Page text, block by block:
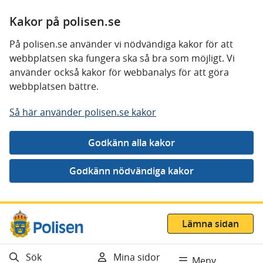
Kakor på polisen.se
På polisen.se använder vi nödvändiga kakor för att
webbplatsen ska fungera ska så bra som möjligt. Vi
använder också kakor för webbanalys för att göra
webbplatsen bättre.
Så här använder polisen.se kakor
Gå direkt till innehåll
Lämna sidan
Sök Mina sidor Meny